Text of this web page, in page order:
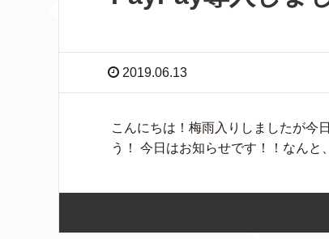
2019.06.13
こんにちは！梅雨入りしましたが今
う！ 今日はお知らせです！！なんと